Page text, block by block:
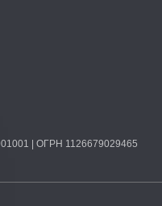
| ОГРН 1126679029465